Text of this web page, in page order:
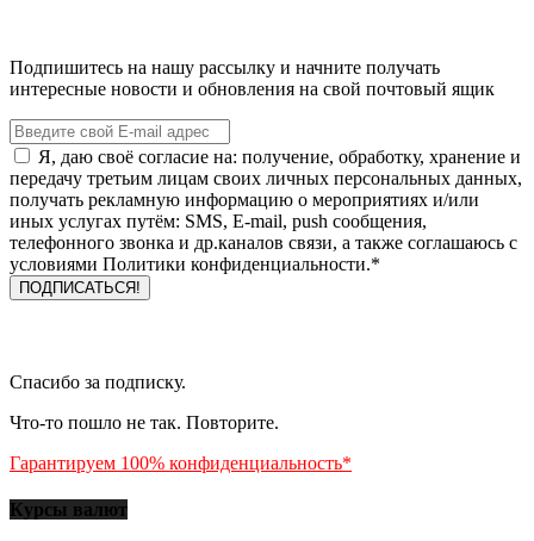
Подпишитесь на нашу рассылку и начните получать
интересные новости и обновления на свой почтовый ящик
Я, даю своё согласие на: получение, обработку, хранение и
передачу третьим лицам своих личных персональных данных,
получать рекламную информацию о мероприятиях и/или
иных услугах путём: SMS, E-mail, push сообщения,
телефонного звонка и др.каналов связи, а также соглашаюсь с
условиями Политики конфиденциальности.*
Спасибо за подписку.
Что-то пошло не так. Повторите.
Гарантируем 100% конфиденциальность*
Курсы валют